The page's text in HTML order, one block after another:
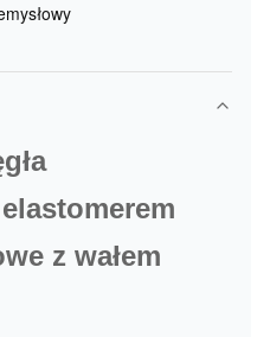
z wałem